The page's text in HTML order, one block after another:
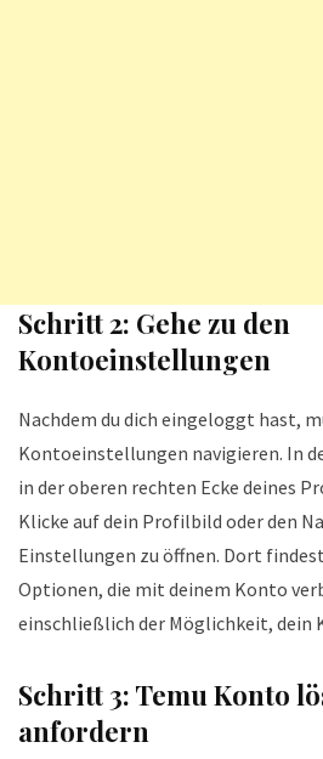
Schritt 2: Gehe zu den
Kontoeinstellungen
Nachdem du dich eingeloggt hast,
Kontoeinstellungen navigieren. In
in der oberen rechten Ecke deines
Klicke auf dein Profilbild oder den
Einstellungen zu öffnen. Dort
Optionen, die mit deinem Konto
einschließlich der Möglichkeit, dein
Schritt 3: Temu Konto
anfordern